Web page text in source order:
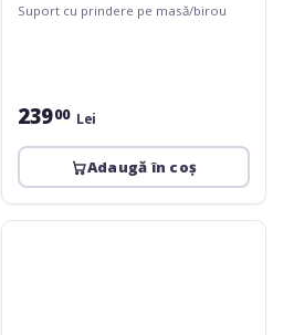
Suport cu prindere pe masă/birou
23900 Lei
Adaugă în coș
Gator